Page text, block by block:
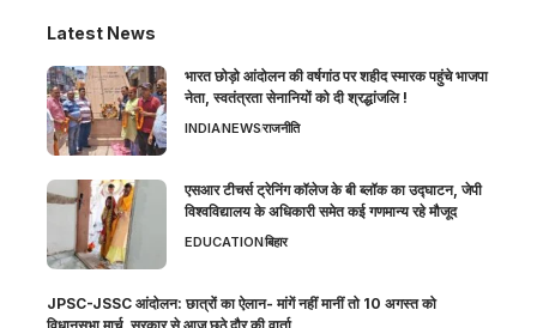
Latest News
भारत छोड़ो आंदोलन की वर्षगांठ पर शहीद स्मारक पहुंचे भाजपा
नेता, स्वतंत्रता सेनानियों को दी श्रद्धांजलि !
INDIANEWSराजनीति
एसआर टीचर्स ट्रेनिंग कॉलेज के बी ब्लॉक का उद्घाटन, जेपी
विश्वविद्यालय के अधिकारी समेत कई गणमान्य रहे मौजूद
EDUCATIONबिहार
JPSC-JSSC आंदोलन: छात्रों का ऐलान- मांगें नहीं मानीं तो 10 अगस्त को